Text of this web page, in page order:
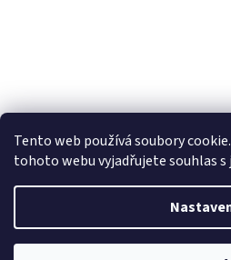
Tento web používá soubory
tohoto webu vyjadřujete souhlas
Sledovat na Instagramu
Vytvořil